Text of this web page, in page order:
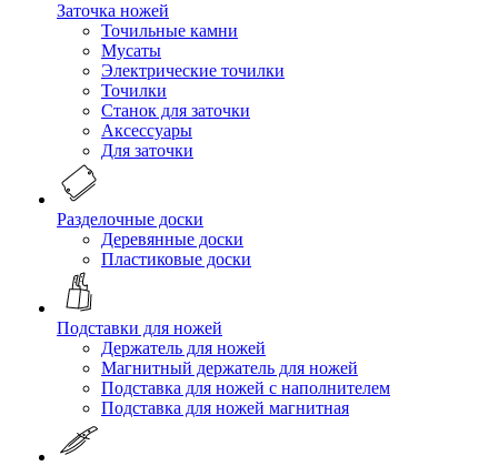
Заточка ножей
Точильные камни
Мусаты
Электрические точилки
Точилки
Станок для заточки
Аксессуары
Для заточки
Разделочные доски
Деревянные доски
Пластиковые доски
Подставки для ножей
Держатель для ножей
Магнитный держатель для ножей
Подставка для ножей с наполнителем
Подставка для ножей магнитная